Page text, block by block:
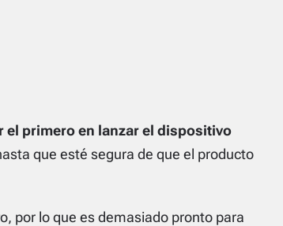
el primero en lanzar el dispositivo
que esté segura de que el producto
por lo que es demasiado pronto para